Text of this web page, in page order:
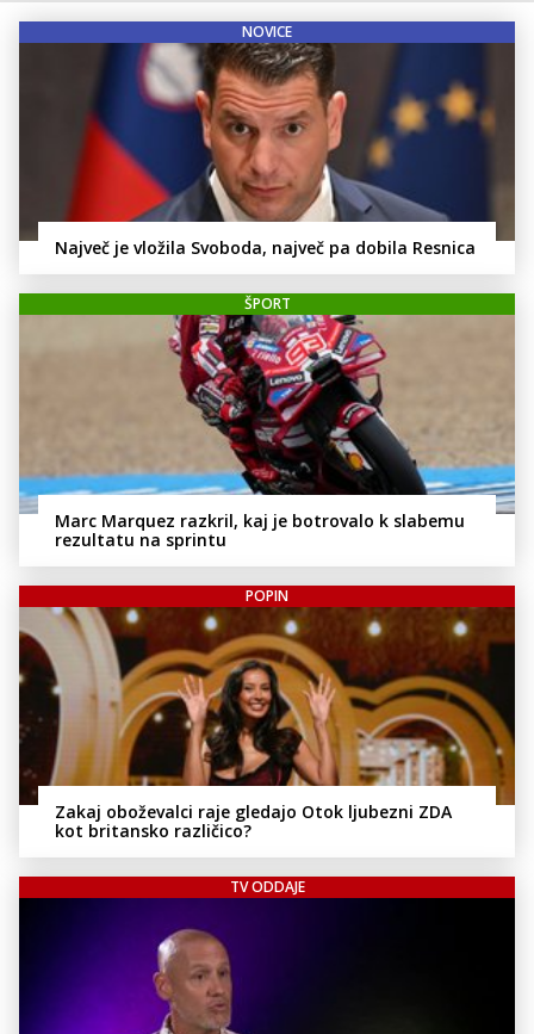
NOVICE
Največ je vložila Svoboda, največ pa dobila Resnica
ŠPORT
Marc Marquez razkril, kaj je botrovalo k slabemu
rezultatu na sprintu
POPIN
Zakaj oboževalci raje gledajo Otok ljubezni ZDA
kot britansko različico?
TV ODDAJE